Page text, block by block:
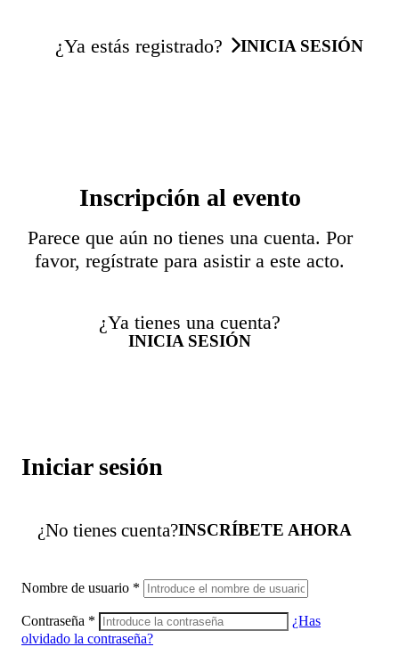
¿Ya estás registrado? INICIA SESIÓN
Inscripción al evento
Parece que aún no tienes una cuenta. Por
favor, regístrate para asistir a este acto.
¿Ya tienes una cuenta?
INICIA SESIÓN
Iniciar sesión
¿No tienes cuenta?INSCRÍBETE AHORA
Nombre de usuario *
Contraseña *
¿Has
olvidado la contraseña?